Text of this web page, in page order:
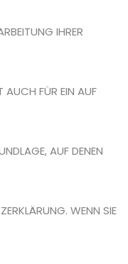
IHRER
AUCH FÜR EIN AUF
AUF DENEN
WENN SIE